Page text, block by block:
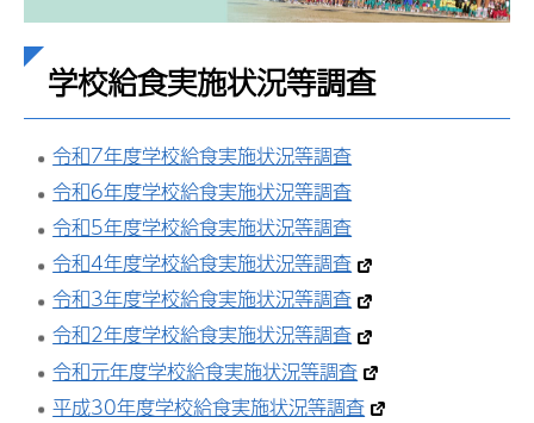
学校給食実施状況等調査
令和7年度学校給食実施状況等調査
令和6年度学校給食実施状況等調査
令和5年度学校給食実施状況等調査
令和4年度学校給食実施状況等調査
令和3年度学校給食実施状況等調査
令和2年度学校給食実施状況等調査
令和元年度学校給食実施状況等調査
平成30年度学校給食実施状況等調査